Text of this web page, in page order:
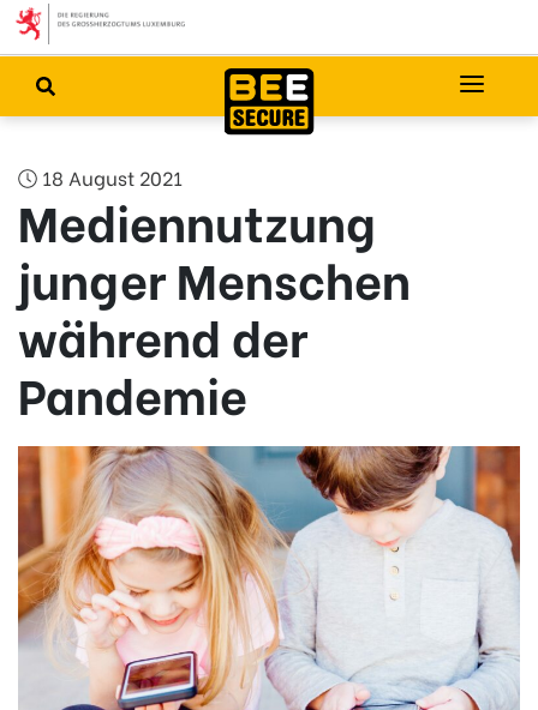
18 August 2021
Mediennutzung
junger Menschen
während der
Pandemie